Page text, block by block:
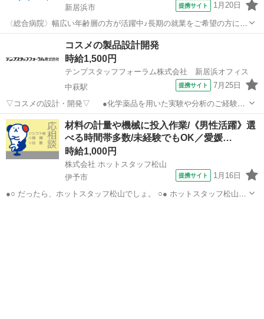
新居浜市
提携サイト 1月20日
〈総合病院〉幅広い年齢層の方が活躍中♪長期の就業をご希望の方にオ
ススメです！ 【お仕事の内容】院内のパソコン・スマートフォ
ン・ＰＨＳ・ネットワークなどの運用保守業務、電子カルテシステ
ム・部門システムなどの運用保守、更新...
その他
コスメの製品設計開発
時給1,500円
テンプスタッフフォーラム株式会社 新居浜オフィス
中萩駅
提携サイト 7月25日
▽コスメの設計・開発▽ ●化学薬品を用いた実験や分析のご経験が
ある方、知識が豊富な方歓迎！ ●正社員につながるチャンス！派遣期
間中も高時給の1500円！★【WEB面談実施中】おうちで気軽に登録♪
スマホからもOK！ ...
愛媛 新居浜市 中萩駅 その他
材料の計量や機械に投入作業/《男性活躍》選
べる時間帯多数/未経験でもOK／愛媛…
時給1,000円
株式会社 ホットスタッフ松山
伊予市
提携サイト 1月16日
●○ だったら、ホットスタッフ松山でしょ。 ○● ホットスタッフ松山は